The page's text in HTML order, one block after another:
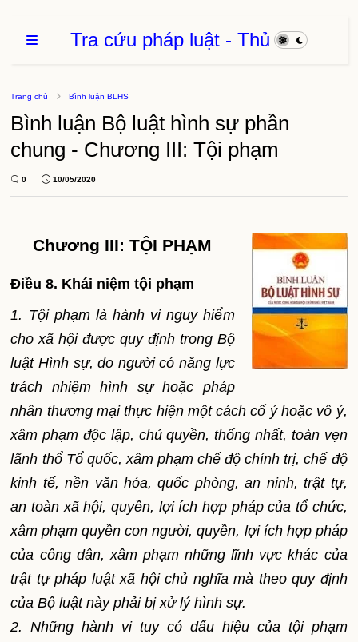
Tra cứu pháp luật - Thủ
thuật phần mềm
Trang chủ Bình luận BLHS
Bình luận Bộ luật hình sự phần
chung - Chương III: Tội phạm
0 10/05/2020
Chương III: TỘI PHẠM
Điều 8. Khái niệm tội phạm
1. Tội phạm là hành vi nguy hiểm
cho xã hội được quy định trong Bộ
luật Hình sự, do người có năng lực
trách nhiệm hình sự hoặc pháp
nhân thương mại thực hiện một cách cố ý hoặc vô ý,
xâm phạm độc lập, chủ quyền, thống nhất, toàn vẹn
lãnh thổ Tổ quốc, xâm phạm chế độ chính trị, chế độ
kinh tế, nền văn hóa, quốc phòng, an ninh, trật tự,
an toàn xã hội, quyền, lợi ích hợp pháp của tổ chức,
xâm phạm quyền con người, quyền, lợi ích hợp pháp
của công dân, xâm phạm những lĩnh vực khác của
trật tự pháp luật xã hội chủ nghĩa mà theo quy định
của Bộ luật này phải bị xử lý hình sự.
2. Những hành vi tuy có dấu hiệu của tội phạm